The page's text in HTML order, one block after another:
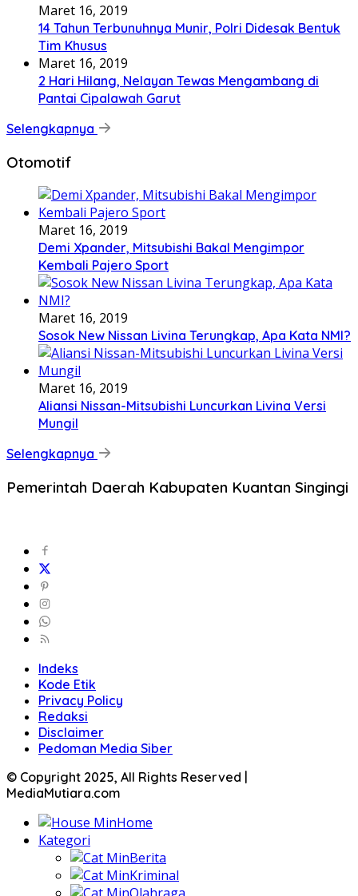
Maret 16, 2019
14 Tahun Terbunuhnya Munir, Polri Didesak Bentuk
Tim Khusus
Maret 16, 2019
2 Hari Hilang, Nelayan Tewas Mengambang di
Pantai Cipalawah Garut
Selengkapnya
Otomotif
Maret 16, 2019
Demi Xpander, Mitsubishi Bakal Mengimpor
Kembali Pajero Sport
Maret 16, 2019
Sosok New Nissan Livina Terungkap, Apa Kata NMI?
Maret 16, 2019
Aliansi Nissan-Mitsubishi Luncurkan Livina Versi
Mungil
Selengkapnya
Pemerintah Daerah Kabupaten Kuantan Singingi
Indeks
Kode Etik
Privacy Policy
Redaksi
Disclaimer
Pedoman Media Siber
© Copyright 2025, All Rights Reserved |
MediaMutiara.com
Home
Kategori
Berita
Kriminal